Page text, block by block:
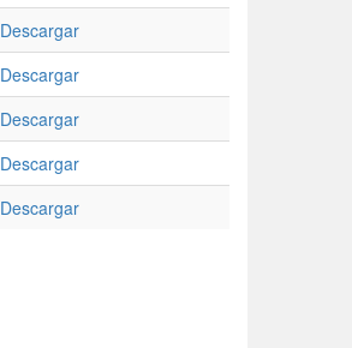
Descargar
Descargar
Descargar
Descargar
Descargar